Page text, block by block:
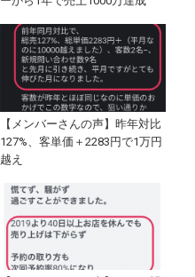
【メンバーさんの声】昨年対比
127%、客単価＋2283円で1万円
越え